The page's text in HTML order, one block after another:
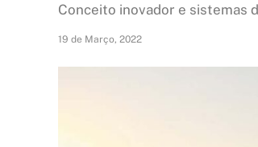
Conceito inovador e sistemas
19 de Março, 2022